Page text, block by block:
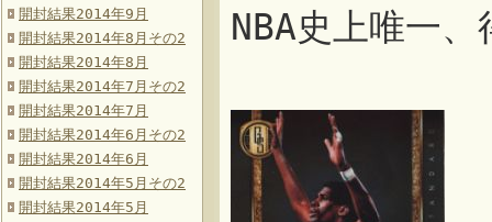
開封結果2014年9月
開封結果2014年8月その2
開封結果2014年8月
開封結果2014年7月その2
開封結果2014年7月
開封結果2014年6月その2
開封結果2014年6月
開封結果2014年5月その2
開封結果2014年5月
NBA史上唯一